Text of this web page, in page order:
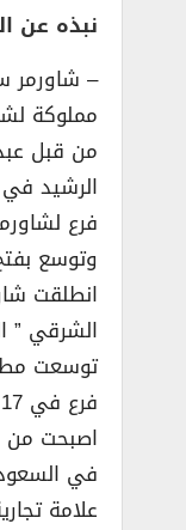
نبذه عن
– شاورمر
مملوكة
من قبل
فرع
وتوسع
انطلقت
الشرقي ”
اصبحت من
علامة